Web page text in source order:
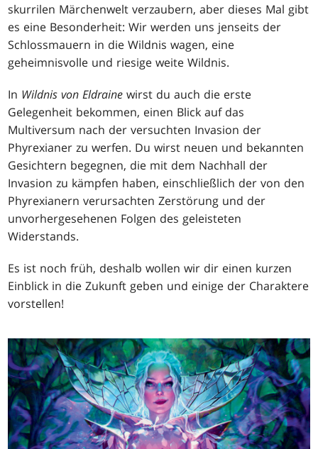
skurrilen Märchenwelt verzaubern, aber dieses Mal gibt
es eine Besonderheit: Wir werden uns jenseits der
Schlossmauern in die Wildnis wagen, eine
geheimnisvolle und riesige weite Wildnis.
In Wildnis von Eldraine wirst du auch die erste
Gelegenheit bekommen, einen Blick auf das
Multiversum nach der versuchten Invasion der
Phyrexianer zu werfen. Du wirst neuen und bekannten
Gesichtern begegnen, die mit dem Nachhall der
Invasion zu kämpfen haben, einschließlich der von den
Phyrexianern verursachten Zerstörung und der
unvorhergesehenen Folgen des geleisteten
Widerstands.
Es ist noch früh, deshalb wollen wir dir einen kurzen
Einblick in die Zukunft geben und einige der Charaktere
vorstellen!